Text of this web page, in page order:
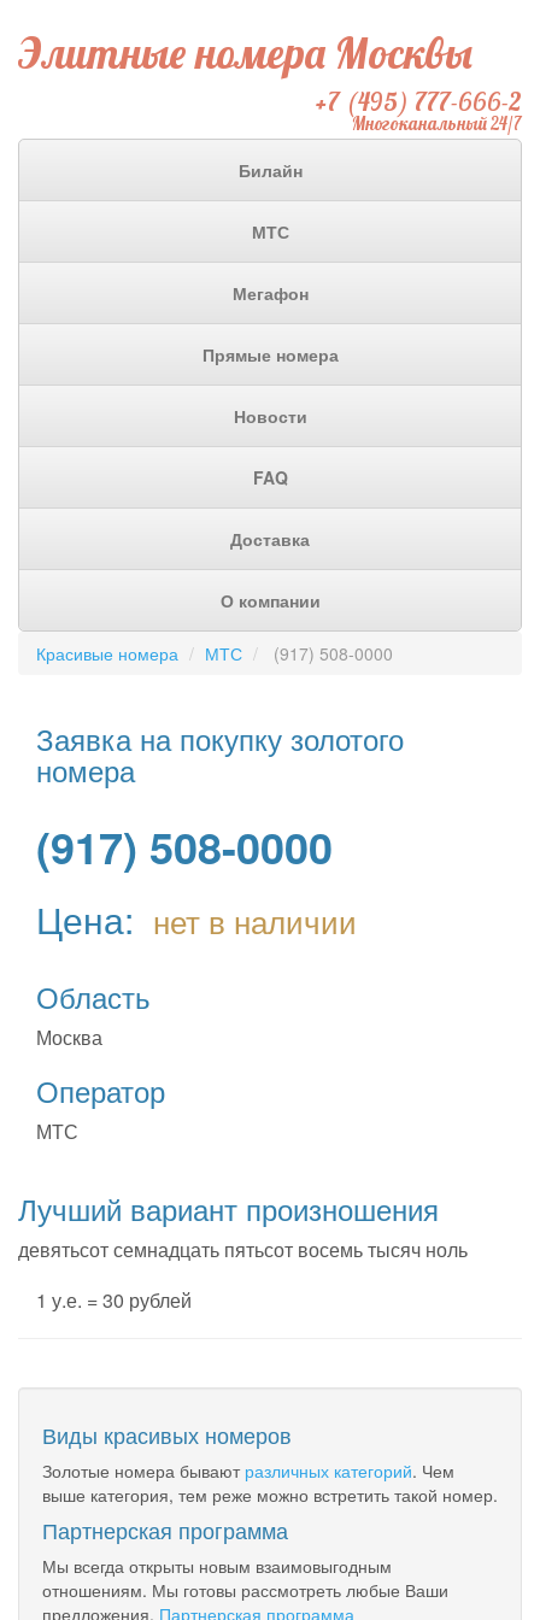
Элитные номера Москвы
+7 (495) 777-666-2
Многоканальный 24/7
Билайн
МТС
Мегафон
Прямые номера
Новости
FAQ
Доставка
О компании
Красивые номера МТС (917) 508-0000
Заявка на покупку золотого
номера
(917) 508-0000
Цена: нет в наличии
Область
Москва
Оператор
МТС
Лучший вариант произношения
девятьсот семнадцать пятьсот восемь тысяч ноль
1 у.е. = 30 рублей
Виды красивых номеров
Золотые номера бывают различных категорий. Чем
выше категория, тем реже можно встретить такой номер.
Партнерская программа
Мы всегда открыты новым взаимовыгодным
отношениям. Мы готовы рассмотреть любые Ваши
предложения. Партнерская программа